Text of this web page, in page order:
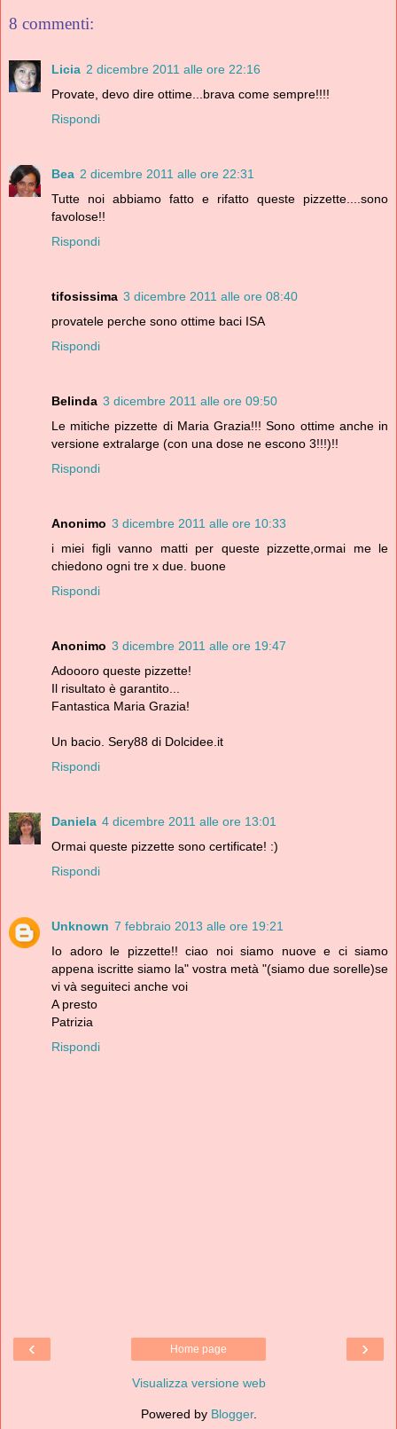
8 commenti:
Licia 2 dicembre 2011 alle ore 22:16
Provate, devo dire ottime...brava come sempre!!!!
Rispondi
Bea 2 dicembre 2011 alle ore 22:31
Tutte noi abbiamo fatto e rifatto queste pizzette....sono
favolose!!
Rispondi
tifosissima 3 dicembre 2011 alle ore 08:40
provatele perche sono ottime baci ISA
Rispondi
Belinda 3 dicembre 2011 alle ore 09:50
Le mitiche pizzette di Maria Grazia!!! Sono ottime anche in
versione extralarge (con una dose ne escono 3!!!)!!
Rispondi
Anonimo 3 dicembre 2011 alle ore 10:33
i miei figli vanno matti per queste pizzette,ormai me le
chiedono ogni tre x due. buone
Rispondi
Anonimo 3 dicembre 2011 alle ore 19:47
Adoooro queste pizzette!
Il risultato è garantito...
Fantastica Maria Grazia!
Un bacio. Sery88 di Dolcidee.it
Rispondi
Daniela 4 dicembre 2011 alle ore 13:01
Ormai queste pizzette sono certificate! :)
Rispondi
Unknown 7 febbraio 2013 alle ore 19:21
Io adoro le pizzette!! ciao noi siamo nuove e ci siamo
appena iscritte siamo la" vostra metà "(siamo due sorelle)se
vi và seguiteci anche voi
A presto
Patrizia
Rispondi
‹ ›
Home page
Visualizza versione web
Powered by Blogger.